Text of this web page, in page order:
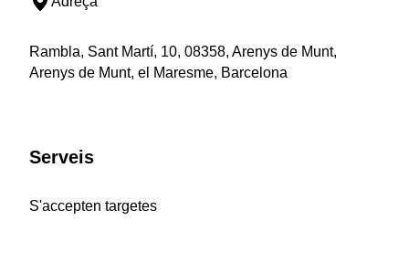
Rambla, Sant Martí, 10, 08358, Arenys de Munt,
Arenys de Munt, el Maresme, Barcelona
Serveis
S'accepten targetes